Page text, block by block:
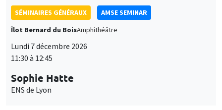
SÉMINAIRES GÉNÉRAUX
AMSE SEMINAR
Îlot Bernard du BoisAmphithéâtre
Lundi 7 décembre 2026
11:30 à 12:45
Sophie Hatte
ENS de Lyon